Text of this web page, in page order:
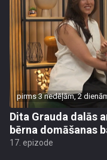
pirms 3 nedēļām, 2
Dita Grauda dalās
bērna domāšanas
17. epizode